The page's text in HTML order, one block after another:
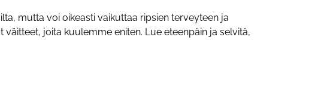
mutta voi oikeasti vaikuttaa ripsien terveyteen ja
joita kuulemme eniten. Lue eteenpäin ja selvitä,